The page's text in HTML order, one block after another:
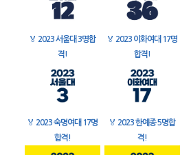
🏅 2023 서울대 3명합
격!
🏅 2023 이화여대 17명
합격!
🏅 2023 숙명여대 17명
합격!
🏅 2023 한예종 5명합
격!